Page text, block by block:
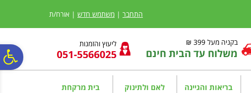
נגישות
אתר
המרכזי התחבר | משתמש חדש | אורח/ת
בקניה מעל 399 ₪
משלוח עד הבית חינם
ליעוץ והזמנות
בריאות והגיינה לאם ולתינוק בית מרקחת